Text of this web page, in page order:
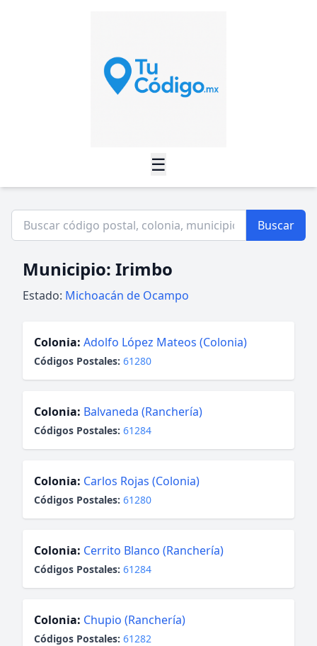
☰
Buscar
Municipio: Irimbo
Estado: Michoacán de Ocampo
Colonia: Adolfo López Mateos (Colonia)
Códigos Postales: 61280
Colonia: Balvaneda (Ranchería)
Códigos Postales: 61284
Colonia: Carlos Rojas (Colonia)
Códigos Postales: 61280
Colonia: Cerrito Blanco (Ranchería)
Códigos Postales: 61284
Colonia: Chupio (Ranchería)
Códigos Postales: 61282